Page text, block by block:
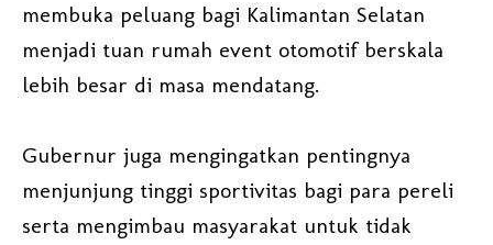
membuka peluang bagi Kalimantan Selatan
menjadi tuan rumah event otomotif berskala
lebih besar di masa mendatang.
Gubernur juga mengingatkan pentingnya
menjunjung tinggi sportivitas bagi para pereli
serta mengimbau masyarakat untuk tidak